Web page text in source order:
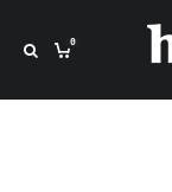
0